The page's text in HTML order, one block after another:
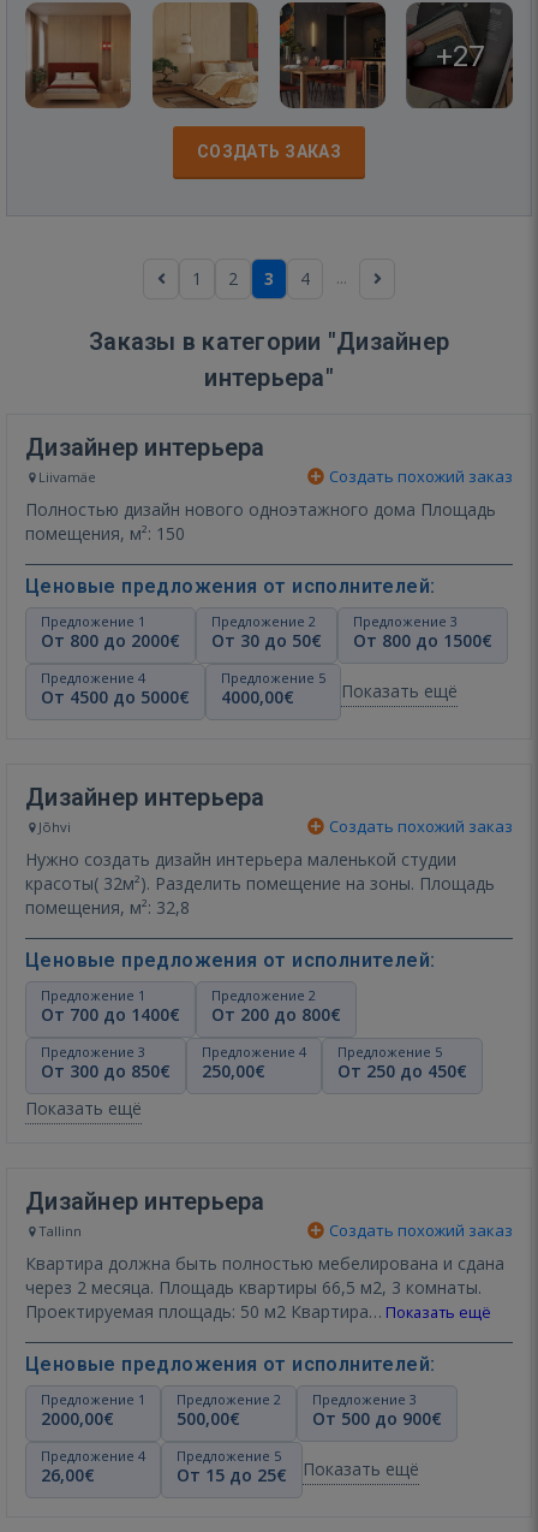
+27
СОЗДАТЬ ЗАКАЗ
1 2 3 4 ...
Заказы в категории "Дизайнер
интерьера"
Дизайнер интерьера
Liivamäe Создать похожий заказ
Полностью дизайн нового одноэтажного дома Площадь
помещения, м²: 150
Ценовые предложения от исполнителей:
Предложение 1
От 800 до 2000€
Предложение 2
От 30 до 50€
Предложение 3
От 800 до 1500€
Предложение 4
От 4500 до 5000€
Предложение 5
4000,00€ Показать ещё
Дизайнер интерьера
Jõhvi Создать похожий заказ
Нужно создать дизайн интерьера маленькой студии
красоты( 32м²). Разделить помещение на зоны. Площадь
помещения, м²: 32,8
Ценовые предложения от исполнителей:
Предложение 1
От 700 до 1400€
Предложение 2
От 200 до 800€
Предложение 3
От 300 до 850€
Предложение 4
250,00€
Предложение 5
От 250 до 450€
Показать ещё
Дизайнер интерьера
Tallinn Создать похожий заказ
Квартира должна быть полностью мебелирована и сдана
через 2 месяца. Площадь квартиры 66,5 м2, 3 комнаты.
Проектируемая площадь: 50 м2 Квартира… Показать ещё
Ценовые предложения от исполнителей:
Предложение 1
2000,00€
Предложение 2
500,00€
Предложение 3
От 500 до 900€
Предложение 4
26,00€
Предложение 5
От 15 до 25€ Показать ещё